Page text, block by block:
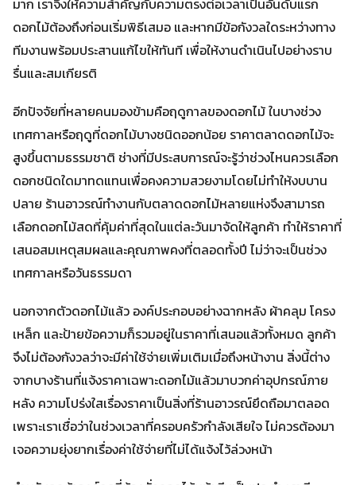
ดอกไม้ต้องถึงก่อนเริ่มพิธีเสมอ และหากมีข้อกังวลใดระหว่างทาง
ทีมงานพร้อมประสานแก้ไขให้ทันที เพื่อให้งานดำเนินไปอย่างราบ
รื่นและสมเกียรติ
อีกปัจจัยที่หลายคนมองข้ามคือฤดูกาลของดอกไม้ ในบางช่วง
เทศกาลหรือฤดูที่ดอกไม้บางชนิดออกน้อย ราคาตลาดดอกไม้จะ
สูงขึ้นตามธรรมชาติ ช่างที่มีประสบการณ์จะรู้ว่าช่วงไหนควรเลือก
ดอกชนิดใดมาทดแทนเพื่อคงความสวยงามโดยไม่ทำให้งบบาน
ปลาย ร้านอาวรณ์ทำงานกับตลาดดอกไม้หลายแห่งจึงสามารถ
เลือกดอกไม้สดที่คุ้มค่าที่สุดในแต่ละวันมาจัดให้ลูกค้า ทำให้ราคาที่
เสนอสมเหตุสมผลและคุณภาพคงที่ตลอดทั้งปี ไม่ว่าจะเป็นช่วง
เทศกาลหรือวันธรรมดา
นอกจากตัวดอกไม้แล้ว องค์ประกอบอย่างฉากหลัง ผ้าคลุม โครง
เหล็ก และป้ายข้อความก็รวมอยู่ในราคาที่เสนอแล้วทั้งหมด ลูกค้า
จึงไม่ต้องกังวลว่าจะมีค่าใช้จ่ายเพิ่มเติมเมื่อถึงหน้างาน สิ่งนี้ต่าง
จากบางร้านที่แจ้งราคาเฉพาะดอกไม้แล้วมาบวกค่าอุปกรณ์ภาย
หลัง ความโปร่งใสเรื่องราคาเป็นสิ่งที่ร้านอาวรณ์ยึดถือมาตลอด
เพราะเราเชื่อว่าในช่วงเวลาที่ครอบครัวกำลังเสียใจ ไม่ควรต้องมา
เจอความยุ่งยากเรื่องค่าใช้จ่ายที่ไม่ได้แจ้งไว้ล่วงหน้า